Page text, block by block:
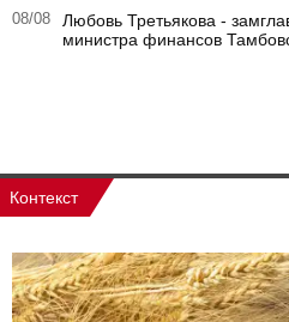
08/08
Любовь Третьякова -
министра финансов
Контекст